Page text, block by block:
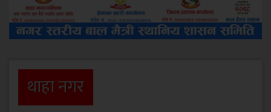
थाहा नगर